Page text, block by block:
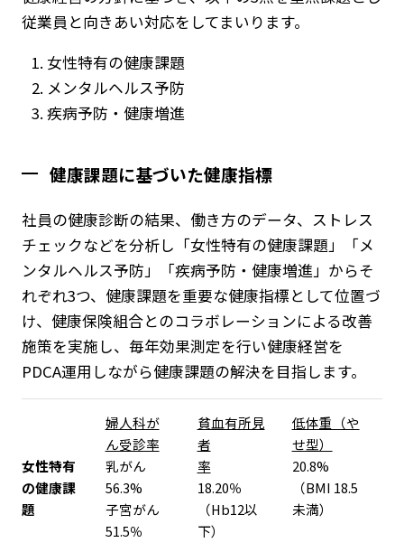
従業員と向きあい対応をしてまいります。
女性特有の健康課題
メンタルヘルス予防
疾病予防・健康増進
健康課題に基づいた健康指標
社員の健康診断の結果、働き方のデータ、ストレス
チェックなどを分析し「女性特有の健康課題」「メ
ンタルヘルス予防」「疾病予防・健康増進」からそ
れぞれ3つ、健康課題を重要な健康指標として位置づ
け、健康保険組合とのコラボレーションによる改善
施策を実施し、毎年効果測定を行い健康経営を
PDCA運用しながら健康課題の解決を目指します。
女性特有
の健康課
題
婦人科が
ん受診率
乳がん
56.3%
子宮がん
51.5％
貧血有所見
者
率
18.20％
（Hb12以
下）
低体重（や
せ型）
20.8%
（BMI 18.5
未満）